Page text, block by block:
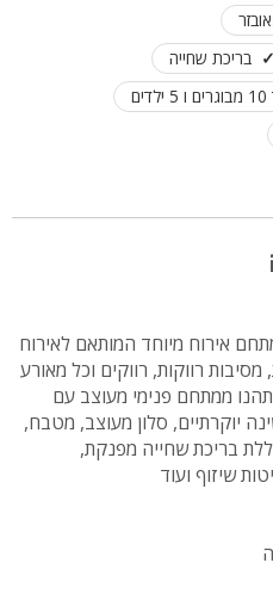
בריכת שחייה
אירוח מיוחד המותאם לאירוח
רווקות, רווקים וכל מאורע
ממתחם פנימי מעוצב עם
2 חדרי שינה יוקרתיים, סלון מעוצב, מטבח,
בריכת שחייה מפנקת,
שיזוף ועוד